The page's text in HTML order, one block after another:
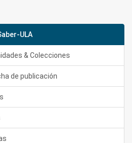
ULA
& Colecciones
de publicación